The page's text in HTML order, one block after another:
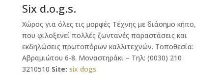
Six d.o.g.s.
Χώρος για όλες τις μορφές Τέχνης με διάσημο κήπο,
που φιλοξενεί πολλές ζωντανές παραστάσεις και
εκδηλώσεις πρωτοπόρων καλλιτεχνών. Τοποθεσία:
Αβραμιώτου 6-8. Μοναστηράκι – Τηλ: (0030) 210
3210510 Site: six dogs